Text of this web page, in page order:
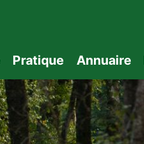
Pratique Annuaire